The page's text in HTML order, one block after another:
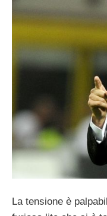
La tensione è